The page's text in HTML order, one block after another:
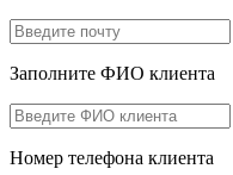
Заполните ФИО клиента
Номер телефона клиента